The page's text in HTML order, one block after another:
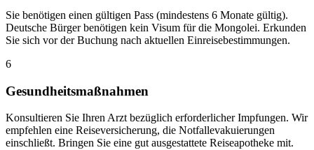
Sie benötigen einen gültigen Pass (mindestens 6 Monate gültig).
Deutsche Bürger benötigen kein Visum für die Mongolei. Erkunden
Sie sich vor der Buchung nach aktuellen Einreisebestimmungen.
6
Gesundheitsmaßnahmen
Konsultieren Sie Ihren Arzt bezüglich erforderlicher Impfungen. Wir
empfehlen eine Reiseversicherung, die Notfallevakuierungen
einschließt. Bringen Sie eine gut ausgestattete Reiseapotheke mit.